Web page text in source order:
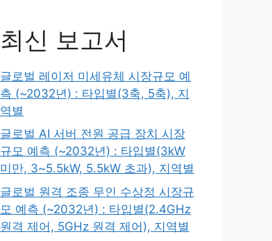
최신 보고서
글로벌 레이저 미세유체 시장규모 예
측 (~2032년) : 타입별(3축, 5축), 지
역별
글로벌 AI 서버 전원 공급 장치 시장
규모 예측 (~2032년) : 타입별(3kW
미만, 3~5.5kW, 5.5kW 초과), 지역별
글로벌 원격 조종 무인 수상정 시장규
모 예측 (~2032년) : 타입별(2.4GHz
원격 제어, 5GHz 원격 제어), 지역별